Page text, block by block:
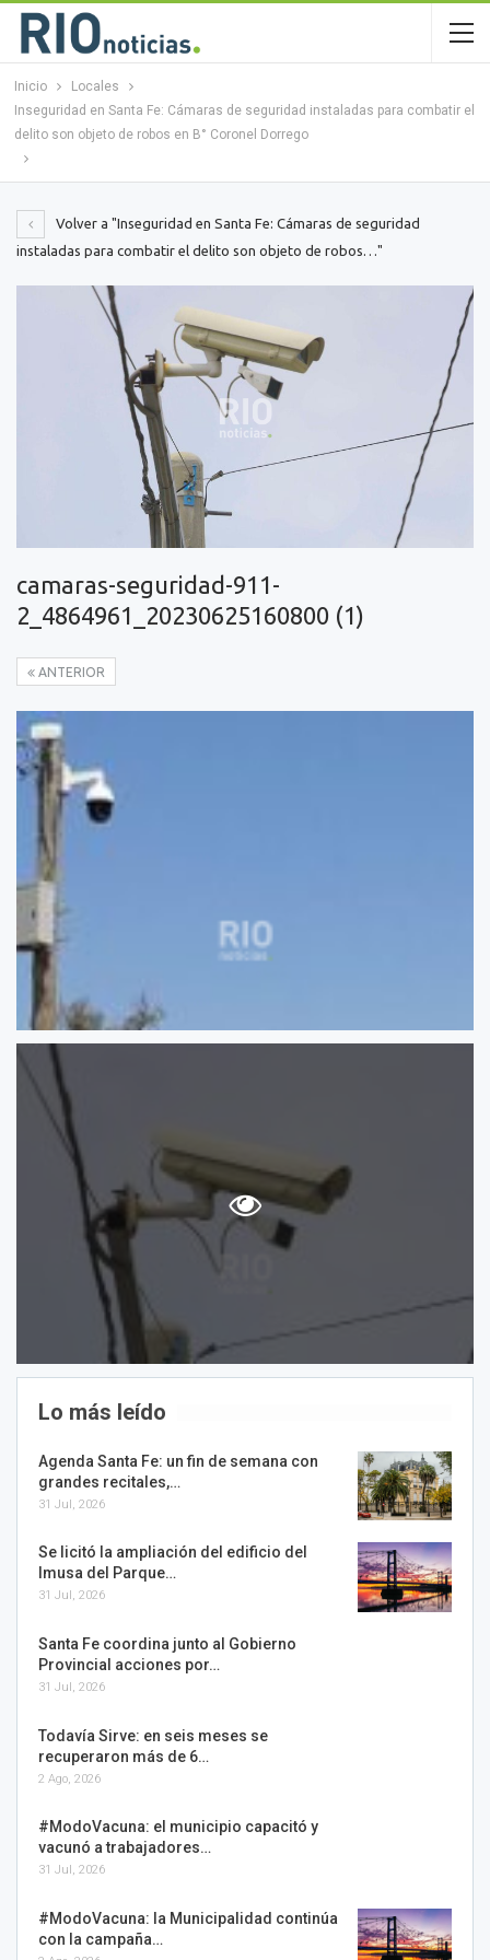
Inicio
Locales
Inseguridad en Santa Fe: Cámaras de seguridad instaladas para combatir el
delito son objeto de robos en B° Coronel Dorrego
Volver a "Inseguridad en Santa Fe: Cámaras de seguridad
instaladas para combatir el delito son objeto de robos…"
camaras-seguridad-911-
2_4864961_20230625160800 (1)
ANTERIOR
Lo más leído
Agenda Santa Fe: un fin de semana con
grandes recitales,…
31 Jul, 2026
Se licitó la ampliación del edificio del
Imusa del Parque…
31 Jul, 2026
Santa Fe coordina junto al Gobierno
Provincial acciones por…
31 Jul, 2026
Todavía Sirve: en seis meses se
recuperaron más de 6…
2 Ago, 2026
#ModoVacuna: el municipio capacitó y
vacunó a trabajadores…
31 Jul, 2026
#ModoVacuna: la Municipalidad continúa
con la campaña…